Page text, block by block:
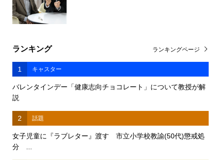
ランキング
1 キャスター
バレンタインデー「健康志向チョコレート」について教授が解
説
2 話題
女子児童に『ラブレター』渡す 市立小学校教諭(50代)懲戒処
分 ...
ランキングページ